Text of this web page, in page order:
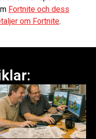
Fortnite och dess
om Fortnite.